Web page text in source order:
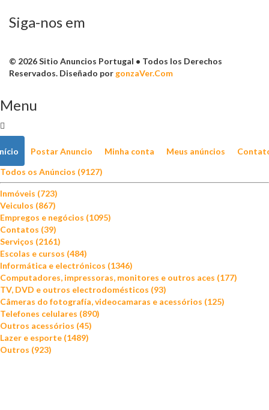
Siga-nos em
© 2026 Sitio Anuncios Portugal • Todos los Derechos
Reservados. Diseñado por gonzaVer.Com
Menu
Postar Anuncio Minha conta Meus anúncios
Todos os Anúncios (9127)
Inmóveis (723)
Veiculos (867)
Empregos e negócios (1095)
Contatos (39)
Serviços (2161)
Escolas e cursos (484)
Informática e electrónicos (1346)
Computadores, impressoras, monitores e outros aces (177)
TV, DVD e outros electrodomésticos (93)
Câmeras do fotografía, videocamaras e acessórios (125)
Telefones celulares (890)
Outros acessórios (45)
Lazer e esporte (1489)
Outros (923)